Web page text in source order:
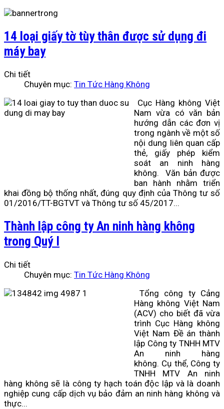
14 loại giấy tờ tùy thân được sử dụng đi
máy bay
Chi tiết
Chuyên mục: Tin Tức Hàng Không
Cục Hàng không Việt
Nam vừa có văn bản
hướng dẫn các đơn vị
trong ngành về một số
nội dung liên quan cấp
thẻ, giấy phép kiểm
soát an ninh hàng
không. Văn bản được
ban hành nhằm triển
khai đồng bộ thống nhất, đúng quy định của Thông tư số
01/2016/TT-BGTVT và Thông tư số 45/2017...
Thành lập công ty An ninh hàng không
trong Quý I
Chi tiết
Chuyên mục: Tin Tức Hàng Không
Tổng công ty Cảng
Hàng không Việt Nam
(ACV) cho biết đã vừa
trình Cục Hàng không
Việt Nam Đề án thành
lập Công ty TNHH MTV
An ninh hàng
không. Cụ thể, Công ty
TNHH MTV An ninh
hàng không sẽ là công ty hạch toán độc lập và là doanh
nghiệp cung cấp dịch vụ bảo đảm an ninh hàng không và
thực...